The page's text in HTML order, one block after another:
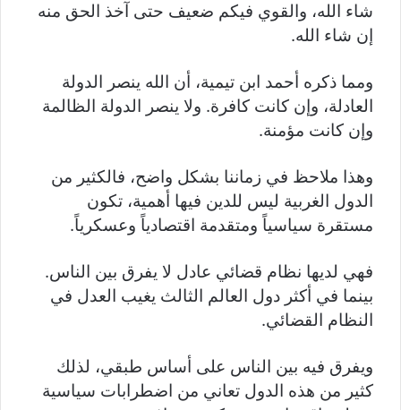
شاء الله، والقوي فيكم ضعيف حتى آخذ الحق منه
إن شاء الله.
ومما ذكره أحمد ابن تيمية، أن الله ينصر الدولة
العادلة، وإن كانت كافرة. ولا ينصر الدولة الظالمة
وإن كانت مؤمنة.
وهذا ملاحظ في زماننا بشكل واضح، فالكثير من
الدول الغربية ليس للدين فيها أهمية، تكون
مستقرة سياسياً ومتقدمة اقتصادياً وعسكرياً.
فهي لديها نظام قضائي عادل لا يفرق بين الناس.
بينما في أكثر دول العالم الثالث يغيب العدل في
النظام القضائي.
ويفرق فيه بين الناس على أساس طبقي، لذلك
كثير من هذه الدول تعاني من اضطرابات سياسية